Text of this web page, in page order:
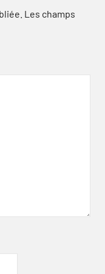
Les champs